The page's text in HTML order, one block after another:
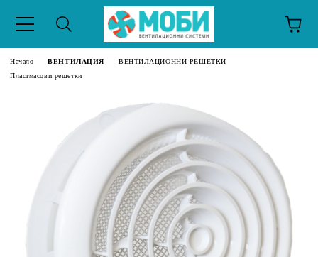
Начало ВЕНТИЛАЦИЯ
ВЕНТИЛАЦИОННИ РЕШЕТКИ
Пластмасови решетки